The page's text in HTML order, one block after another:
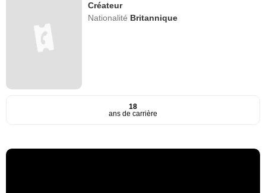
Créateur
Nationalité Britannique
18
ans de carrière